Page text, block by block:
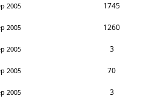
2005 1745
2005 1260
2005 3
2005 70
2005 3